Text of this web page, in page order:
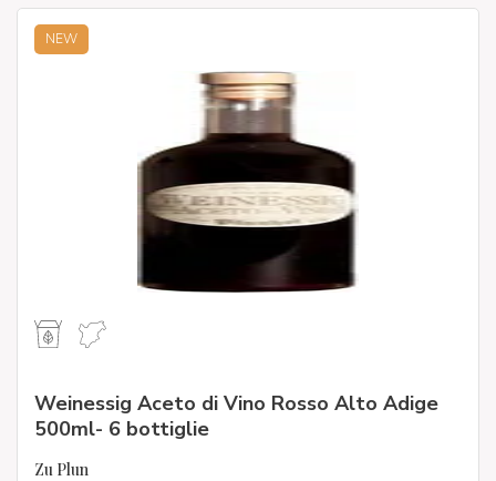
NEW
Weinessig Aceto di Vino Rosso Alto Adige
500ml- 6 bottiglie
Zu Plun